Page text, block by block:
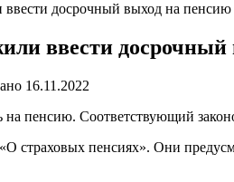
ввести досрочный выход на пенсию
ввести
16.11.2022
на пенсию. Соответствующий
страховых пенсиях». Они